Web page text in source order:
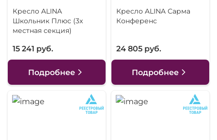
Кресло ALINA
Школьник Плюс (3х
местная секция)
15 241 руб.
Подробнее
Кресло ALINA Сарма
Конференс
24 805 руб.
Подробнее